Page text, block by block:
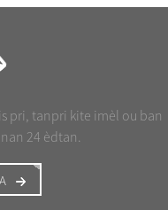
pri, tanpri kite imèl ou ban
24 èdtan.